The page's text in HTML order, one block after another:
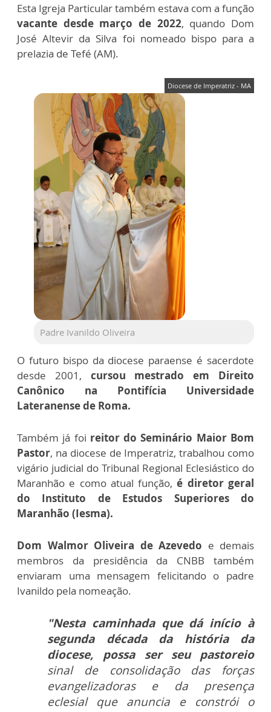
Esta Igreja Particular também estava com a função
vacante desde março de 2022, quando Dom
José Altevir da Silva foi nomeado bispo para a
prelazia de Tefé (AM).
Diocese de Imperatriz - MA
Padre Ivanildo Oliveira
O futuro bispo da diocese paraense é sacerdote
desde 2001, cursou mestrado em Direito
Canônico na Pontifícia Universidade
Lateranense de Roma.
Também já foi reitor do Seminário Maior Bom
Pastor, na diocese de Imperatriz, trabalhou como
vigário judicial do Tribunal Regional Eclesiástico do
Maranhão e como atual função, é diretor geral
do Instituto de Estudos Superiores do
Maranhão (Iesma).
Dom Walmor Oliveira de Azevedo e demais
membros da presidência da CNBB também
enviaram uma mensagem felicitando o padre
Ivanildo pela nomeação.
"Nesta caminhada que dá início à
segunda década da história da
diocese, possa ser seu pastoreio
sinal de consolidação das forças
evangelizadoras e da presença
eclesial que anuncia e constrói o